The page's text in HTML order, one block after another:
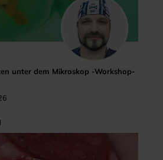
unter dem Mikroskop -Workshop-